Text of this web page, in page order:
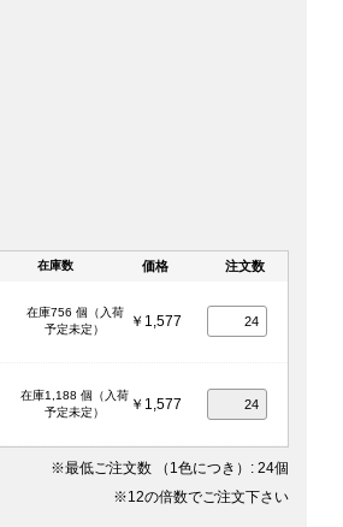
在庫数 価格 注文数
在庫756 個（入荷
予定未定）
￥1,577
在庫1,188 個（入荷
予定未定）
￥1,577
※最低ご注文数 （1色につき） : 24個
※12の倍数でご注文下さい